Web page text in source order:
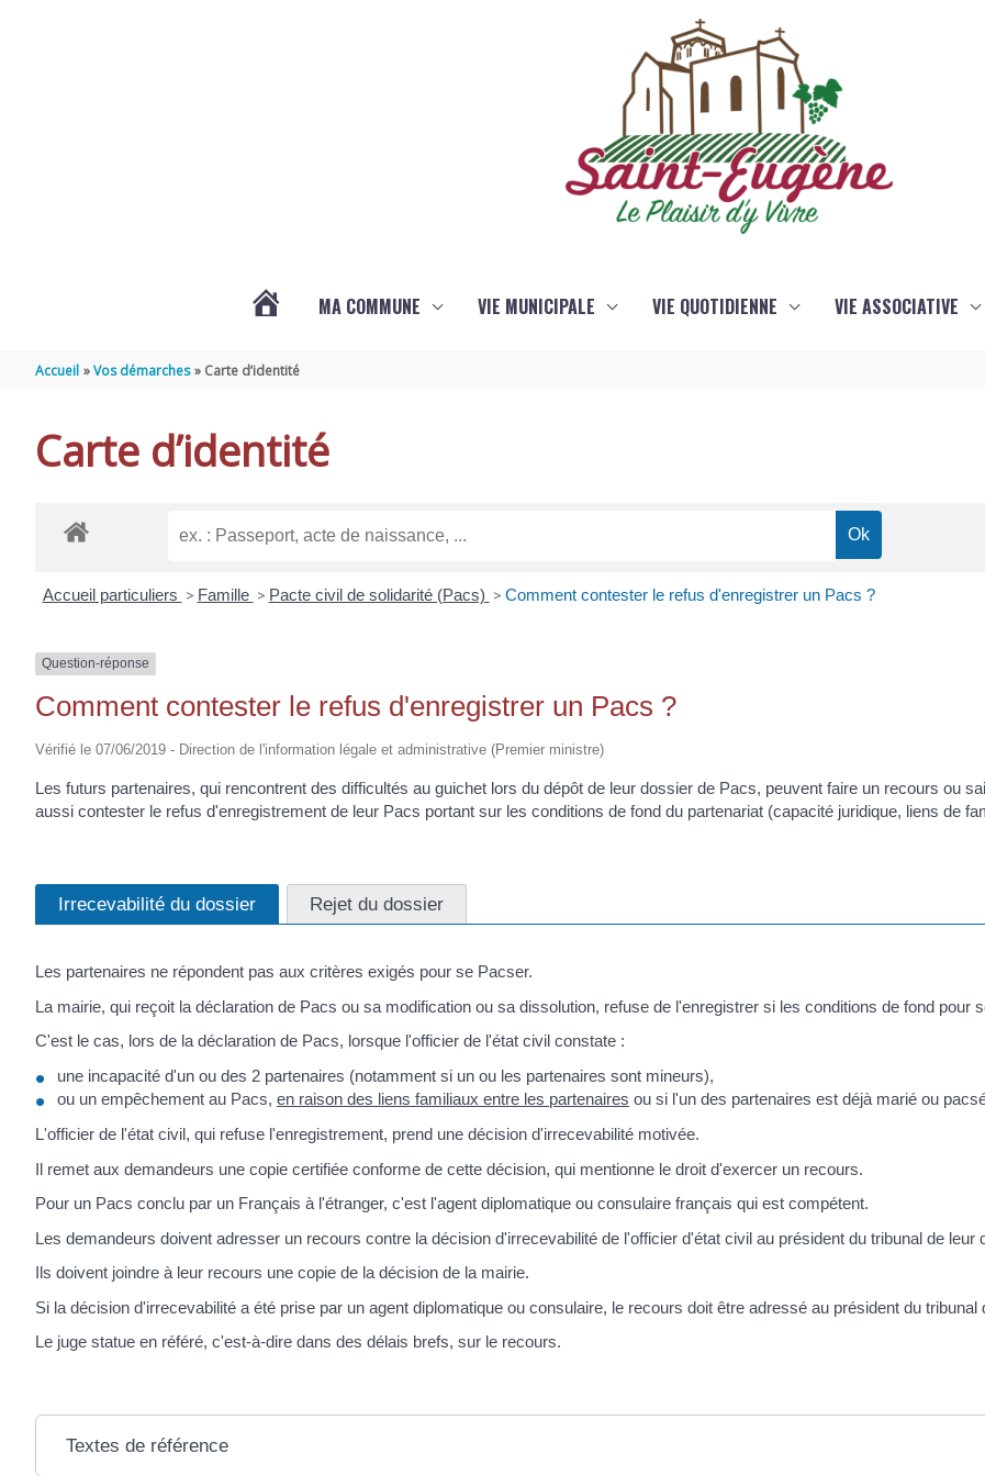
EUGÈNE
MA COMMUNE VIE MUNICIPALE VIE QUOTIDIENNE VIE ASSOCIATIVE
Accueil Vos démarches Carte d’identité
Carte d’identité
Accueil particuliers > Famille > Pacte civil de solidarité (Pacs) > Comment contester le refus d'enregistrer un Pacs ?
Question-réponse
Comment contester le refus d'enregistrer un Pacs ?
Vérifié le 07/06/2019 - Direction de l'information légale et administrative (Premier ministre)
Les futurs partenaires, qui rencontrent des difficultés au guichet lors du dépôt de leur dossier de Pacs, peuvent faire un recours ou
aussi contester le refus d'enregistrement de leur Pacs portant sur les conditions de fond du partenariat (capacité juridique, liens de
Irrecevabilité du dossier Rejet du dossier
Les partenaires ne répondent pas aux critères exigés pour se Pacser.
La mairie, qui reçoit la déclaration de Pacs ou sa modification ou sa dissolution, refuse de l'enregistrer si les conditions de fond pour
C'est le cas, lors de la déclaration de Pacs, lorsque l'officier de l'état civil constate :
une incapacité d'un ou des 2 partenaires (notamment si un ou les partenaires sont mineurs),
ou un empêchement au Pacs, en raison des liens familiaux entre les partenaires ou si l'un des partenaires est déjà marié ou
L'officier de l'état civil, qui refuse l'enregistrement, prend une décision d'irrecevabilité motivée.
Il remet aux demandeurs une copie certifiée conforme de cette décision, qui mentionne le droit d'exercer un recours.
Pour un Pacs conclu par un Français à l'étranger, c'est l'agent diplomatique ou consulaire français qui est compétent.
Les demandeurs doivent adresser un recours contre la décision d'irrecevabilité de l'officier d'état civil au président du tribunal de leur
Ils doivent joindre à leur recours une copie de la décision de la mairie.
Si la décision d'irrecevabilité a été prise par un agent diplomatique ou consulaire, le recours doit être adressé au président du tribunal
Le juge statue en référé, c'est-à-dire dans des délais brefs, sur le recours.
Textes de référence